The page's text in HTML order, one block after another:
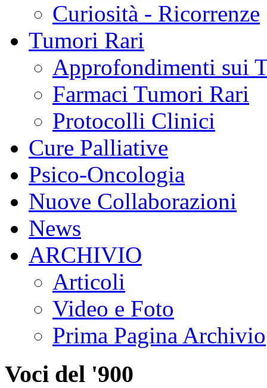
Curiosità - Ricorrenze
Tumori Rari
Approfondimenti sui
Farmaci Tumori Rari
Protocolli Clinici
Cure Palliative
Psico-Oncologia
Nuove Collaborazioni
News
ARCHIVIO
Articoli
Video e Foto
Prima Pagina Archivio
Voci del '900